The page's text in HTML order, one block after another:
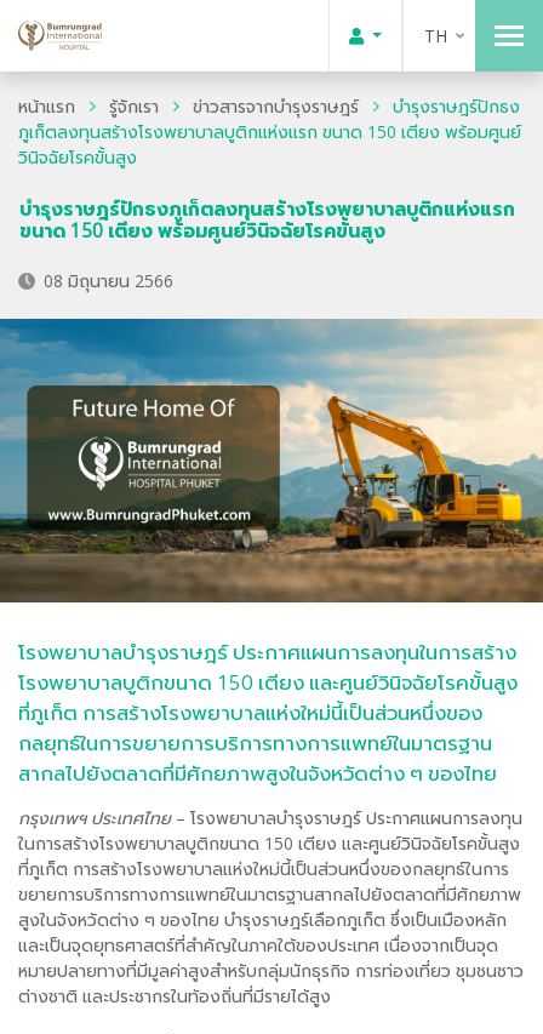
TH
หน้าแรก รู้จักเรา ข่าวสารจากบำรุงราษฎร์
บำรุงราษฎร์ปักธง
ภูเก็ตลงทุนสร้างโรงพยาบาลบูติกแห่งแรก ขนาด 150 เตียง พร้อมศูนย์
วินิจฉัยโรคขั้นสูง
บำรุงราษฎร์ปักธงภูเก็ตลงทุนสร้างโรงพยาบาลบูติกแห่งแรก
ขนาด 150 เตียง พร้อมศูนย์วินิจฉัยโรคขั้นสูง
08 มิถุนายน 2566
โรงพยาบาลบำรุงราษฎร์ ประกาศแผนการลงทุนในการสร้าง
โรงพยาบาลบูติกขนาด 150 เตียง และศูนย์วินิจฉัยโรคขั้นสูง
ที่ภูเก็ต การสร้างโรงพยาบาลแห่งใหม่นี้เป็นส่วนหนึ่งของ
กลยุทธ์ในการขยายการบริการทางการแพทย์ในมาตรฐาน
สากลไปยังตลาดที่มีศักยภาพสูงในจังหวัดต่าง ๆ ของไทย
กรุงเทพฯ ประเทศไทย– โรงพยาบาลบำรุงราษฎร์ ประกาศแผนการลงทุน
ในการสร้างโรงพยาบาลบูติกขนาด 150 เตียง และศูนย์วินิจฉัยโรคขั้นสูง
ที่ภูเก็ต การสร้างโรงพยาบาลแห่งใหม่นี้เป็นส่วนหนึ่งของกลยุทธ์ในการ
ขยายการบริการทางการแพทย์ในมาตรฐานสากลไปยังตลาดที่มีศักยภาพ
สูงในจังหวัดต่าง ๆ ของไทย บำรุงราษฎร์เลือกภูเก็ต ซึ่งเป็นเมืองหลัก
และเป็นจุดยุทธศาสตร์ที่สำคัญในภาคใต้ของประเทศ เนื่องจากเป็นจุด
หมายปลายทางที่มีมูลค่าสูงสำหรับกลุ่มนักธุรกิจ การท่องเที่ยว ชุมชนชาว
ต่างชาติ และประชากรในท้องถิ่นที่มีรายได้สูง